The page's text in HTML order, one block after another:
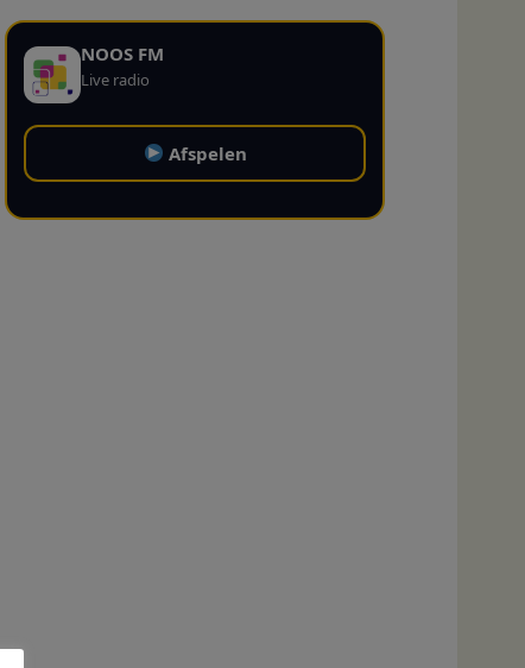
NOOS FM
Live radio
Afspelen